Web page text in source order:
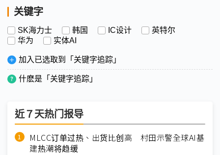
关键字
SK海力士 韩国 IC设计
英特尔
华为
实体AI
加入已选取到「关键字追踪」
什麽是「关键字追踪」
近７天热门报导
MLCC订单过热、出货比创高 村田示警全球AI基
建热潮将趋缓